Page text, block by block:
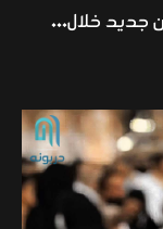
جديد خلال...